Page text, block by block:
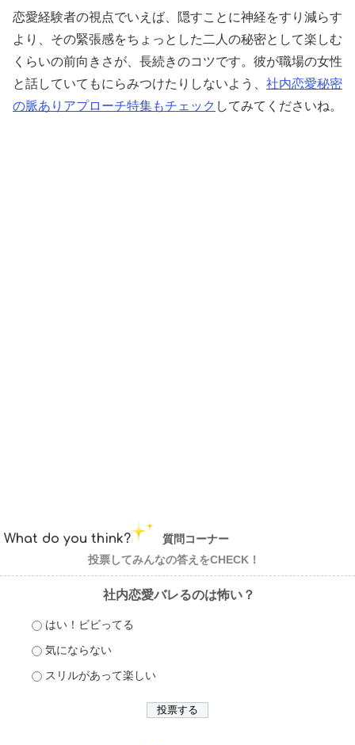
恋愛経験者の視点でいえば、隠すことに神経をすり減らす
より、その緊張感をちょっとした二人の秘密として楽しむ
くらいの前向きさが、長続きのコツです。彼が職場の女性
と話していてもにらみつけたりしないよう、 社内恋愛秘密
の脈ありアプローチ特集もチェック してみてくださいね。
What do you think?
質問コーナー
投票してみんなの答えをCHECK！
社内恋愛バレるのは怖い？
はい！ビビってる
気にならない
スリルがあって楽しい